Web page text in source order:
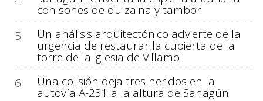
con sones de dulzaina y tambor
5
Un análisis arquitectónico advierte de la
urgencia de restaurar la cubierta de la
torre de la iglesia de Villamol
6
Una colisión deja tres heridos en la
autovía A-231 a la altura de Sahagún